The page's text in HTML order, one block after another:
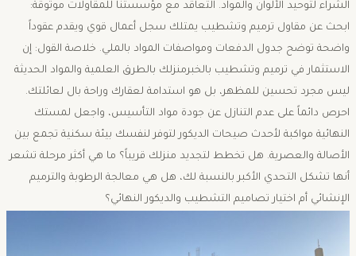
الشراء لتوحيد الألوان والمواد. ​التعاقد مع مؤسستنا للمقاولات موثوقة:
ابحث عن مقاول ترميم وتشطيب يمتلك سجل أعمال قوي ويقدم عقوداً
واضحة توضح جدول الدفعات ومواصفات المواد بالملي. ​خلاصة القول: ​إن
الاستثمار في ترميم وتشطيب بالخبرمنزلك بالطرق العلمية والمواد الحديثة
ليس مجرد تحسين للمظهر، بل هو استدامة لعقارك وراحة بال لعائلتك.
احرص دائماً على عدم التنازل عن جودة مواد التأسيس، واجعل لمستك
النهائية مواكبة لأحدث صيحات الديكور لتوفر لنفسك بيئة سكنية تجمع بين
الأصالة والعصرية. ​هل تخطط لتجديد منزلك قريباً؟ ما هي أكثر مرحلة تشعر
أنها تشكل التحدي الأكبر بالنسبة لك، هل هي معالجة الرطوبة والترميم
الإنشائي أم اختيار تصاميم التشطيب والديكور النهائي؟